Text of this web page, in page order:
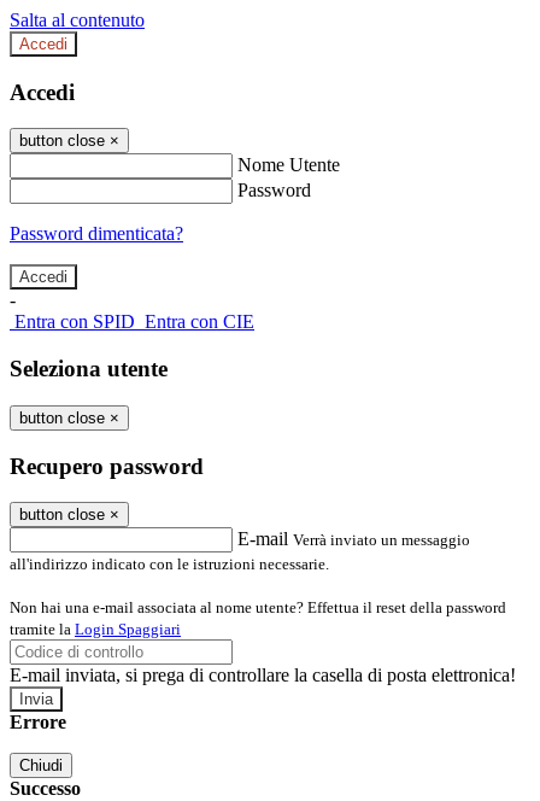
Salta al contenuto
Accedi
Accedi
button close ×
Nome Utente
Password
Password dimenticata?
-
Entra con SPID Entra con CIE
Seleziona utente
button close ×
Recupero password
button close ×
E-mail Verrà inviato un messaggio
all'indirizzo indicato con le istruzioni necessarie.
Non hai una e-mail associata al nome utente? Effettua il reset della password
tramite la Login Spaggiari
E-mail inviata, si prega di controllare la casella di posta elettronica!
Errore
Chiudi
Successo